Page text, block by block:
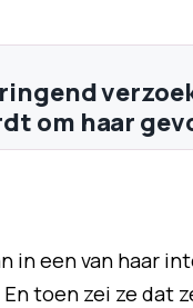
om haar
in een van haar
toen zei ze dat